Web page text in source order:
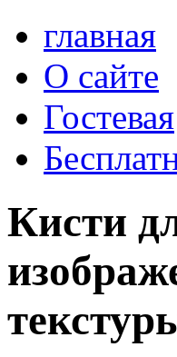
главная
О сайте
Гостевая
Кисти